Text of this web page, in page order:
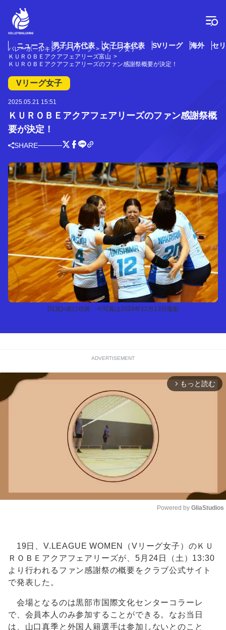
ニュース 男子日本代表 女子日本代表 SVリーグ 海外 セ
バレーボールキング Vリーグ
Vリーグ女子
ＫＵＲＯＢＥアクアフェアリーズ富山
ＫＵＲＯＢＥアクアフェアリーズのファン感謝祭概要が決定！
Vリーグ女子
2025.05.21 15:51
ＫＵＲＯＢＥアクアフェアリーズのファン感謝祭概
要が決定！
SHARE
[写真]=坂口功将 ※写真は2024年12月13日撮影
ADVERTISEMENT
arrow_forward_ios もっと読む
Powered by GliaStudios
19日、V.LEAGUE WOMEN（Vリーグ女子）のＫＵ
ＲＯＢＥアクアフェアリーズが、5月24日（土）13:30
より行われるファン感謝祭の概要をクラブ公式サイト
で発表した。
会場となるのは黒部市国際文化センターコラーレ
で、会員本人のみ参加することができる。なお当日
は、山口真季と外国人籍選手は参加しないとのこと